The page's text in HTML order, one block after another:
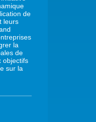
de
leurs
la
de
objectifs
sur la